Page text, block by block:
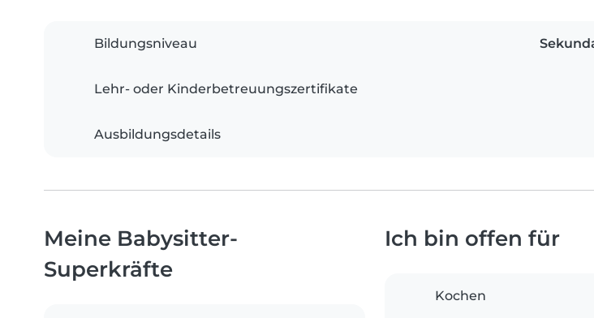
Bildungsniveau
Lehr- oder Kinderbetreuungszertifikate
Ausbildungsdetails
Meine Babysitter-
Superkräfte
Ich bin offen für
Kochen